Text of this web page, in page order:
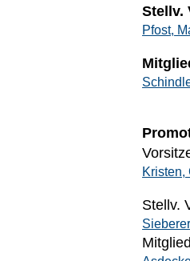
Stellv.
Pfost,
Kristen,
Stellv.